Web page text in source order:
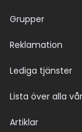
Grupper
Reklamation
Lediga tjänster
Lista över alla
Artiklar